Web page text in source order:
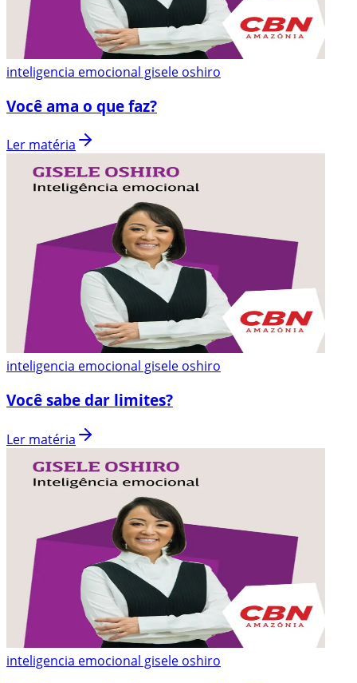
inteligencia emocional gisele oshiro
Você ama o que faz?
Ler matéria
inteligencia emocional gisele oshiro
Você sabe dar limites?
Ler matéria
inteligencia emocional gisele oshiro